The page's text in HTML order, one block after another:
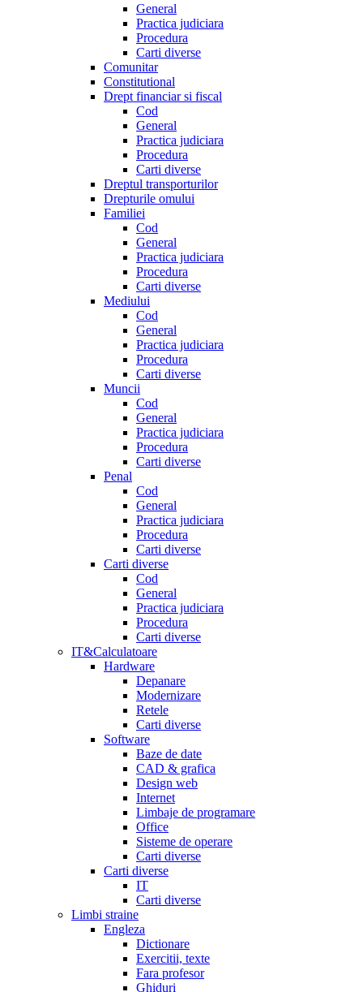
General
Practica judiciara
Procedura
Carti diverse
Comunitar
Constitutional
Drept financiar si fiscal
Cod
General
Practica judiciara
Procedura
Carti diverse
Dreptul transporturilor
Drepturile omului
Familiei
Cod
General
Practica judiciara
Procedura
Carti diverse
Mediului
Cod
General
Practica judiciara
Procedura
Carti diverse
Muncii
Cod
General
Practica judiciara
Procedura
Carti diverse
Penal
Cod
General
Practica judiciara
Procedura
Carti diverse
Carti diverse
Cod
General
Practica judiciara
Procedura
Carti diverse
IT&Calculatoare
Hardware
Depanare
Modernizare
Retele
Carti diverse
Software
Baze de date
CAD & grafica
Design web
Internet
Limbaje de programare
Office
Sisteme de operare
Carti diverse
Carti diverse
IT
Carti diverse
Limbi straine
Engleza
Dictionare
Exercitii, texte
Fara profesor
Ghiduri